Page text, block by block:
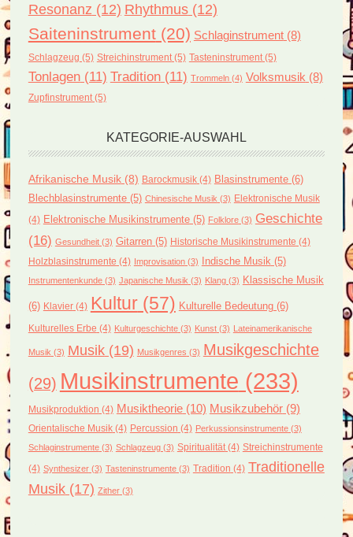
Resonanz (12) Rhythmus(12)
Saiteninstrument(20) Schlaginstrument(8)
Schlagzeug (5) Streichinstrument(5) Tasteninstrument(5)
Tonlagen(11) Tradition(11) Trommeln(4) Volksmusik (8)
Zupfinstrument(5)
KATEGORIE-AUSWAHL
Afrikanische Musik(8) Barockmusik(4) Blasinstrumente(6)
Blechblasinstrumente(5) Chinesische Musik (3) Elektronische Musik
(4) Elektronische Musikinstrumente(5) Folklore(3) Geschichte
(16) Gesundheit(3) Gitarren(5) Historische Musikinstrumente (4)
Holzblasinstrumente (4) Improvisation(3) Indische Musik (5)
Instrumentenkunde(3) Japanische Musik (3) Klang(3) Klassische Musik
(6) Klavier(4) Kultur(57) Kulturelle Bedeutung(6)
Kulturelles Erbe (4) Kulturgeschichte(3) Kunst(3) Lateinamerikanische
Musik (3) Musik(19) Musikgenres (3) Musikgeschichte
(29) Musikinstrumente (233)
Musikproduktion (4) Musiktheorie(10) Musikzubehör(9)
Orientalische Musik(4) Percussion (4) Perkussionsinstrumente(3)
Schlaginstrumente(3) Schlagzeug(3) Spiritualität(4) Streichinstrumente
(4) Synthesizer(3) Tasteninstrumente(3) Tradition (4) Traditionelle
Musik(17) Zither(3)